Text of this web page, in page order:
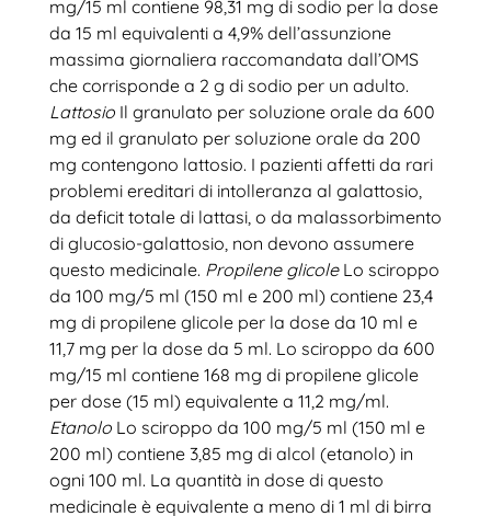
mg/15 ml contiene 98,31 mg di sodio per la dose
da 15 ml equivalenti a 4,9% dell’assunzione
massima giornaliera raccomandata dall’OMS
che corrisponde a 2 g di sodio per un adulto.
Lattosio Il granulato per soluzione orale da 600
mg ed il granulato per soluzione orale da 200
mg contengono lattosio. I pazienti affetti da rari
problemi ereditari di intolleranza al galattosio,
da deficit totale di lattasi, o da malassorbimento
di glucosio-galattosio, non devono assumere
questo medicinale. Propilene glicoleLo sciroppo
da 100 mg/5 ml (150 ml e 200 ml) contiene 23,4
mg di propilene glicole per la dose da 10 ml e
11,7 mg per la dose da 5 ml. Lo sciroppo da 600
mg/15 ml contiene 168 mg di propilene glicole
per dose (15 ml) equivalente a 11,2 mg/ml.
Etanolo Lo sciroppo da 100 mg/5 ml (150 ml e
200 ml) contiene 3,85 mg di alcol (etanolo) in
ogni 100 ml. La quantità in dose di questo
medicinale è equivalente a meno di 1 ml di birra